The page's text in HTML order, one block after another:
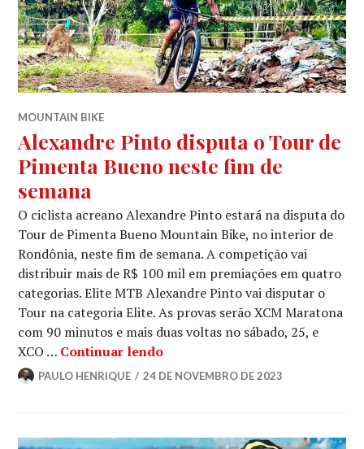
MOUNTAIN BIKE
Alexandre Pinto disputa o Tour de
Pimenta Bueno neste fim de
semana
O ciclista acreano Alexandre Pinto estará na disputa do
Tour de Pimenta Bueno Mountain Bike, no interior de
Rondônia, neste fim de semana. A competição vai
distribuir mais de R$ 100 mil em premiações em quatro
categorias. Elite MTB Alexandre Pinto vai disputar o
Tour na categoria Elite. As provas serão XCM Maratona
com 90 minutos e mais duas voltas no sábado, 25, e
XCO … Continuar lendo
PAULO HENRIQUE 24 DE NOVEMBRO DE 2023